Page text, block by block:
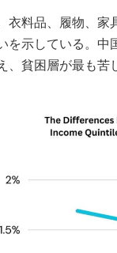
衣料品、履物、家
を示している。中
、貧困層が最も苦